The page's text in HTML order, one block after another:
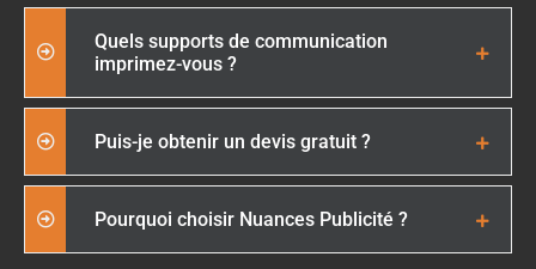
Quels supports de communication
imprimez-vous ?
Puis-je obtenir un devis gratuit ?
Pourquoi choisir Nuances Publicité ?